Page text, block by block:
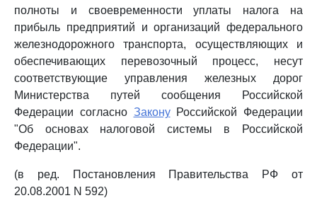
полноты и своевременности уплаты налога на
прибыль предприятий и организаций федерального
железнодорожного транспорта, осуществляющих и
обеспечивающих перевозочный процесс, несут
соответствующие управления железных дорог
Министерства путей сообщения Российской
Федерации согласно ЗаконуРоссийской Федерации
"Об основах налоговой системы в Российской
Федерации".
(в ред. Постановления Правительства РФ от
20.08.2001 N 592)